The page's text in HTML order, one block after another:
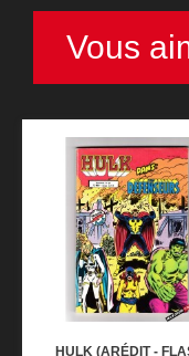
Vous
HULK (ARÉDIT -